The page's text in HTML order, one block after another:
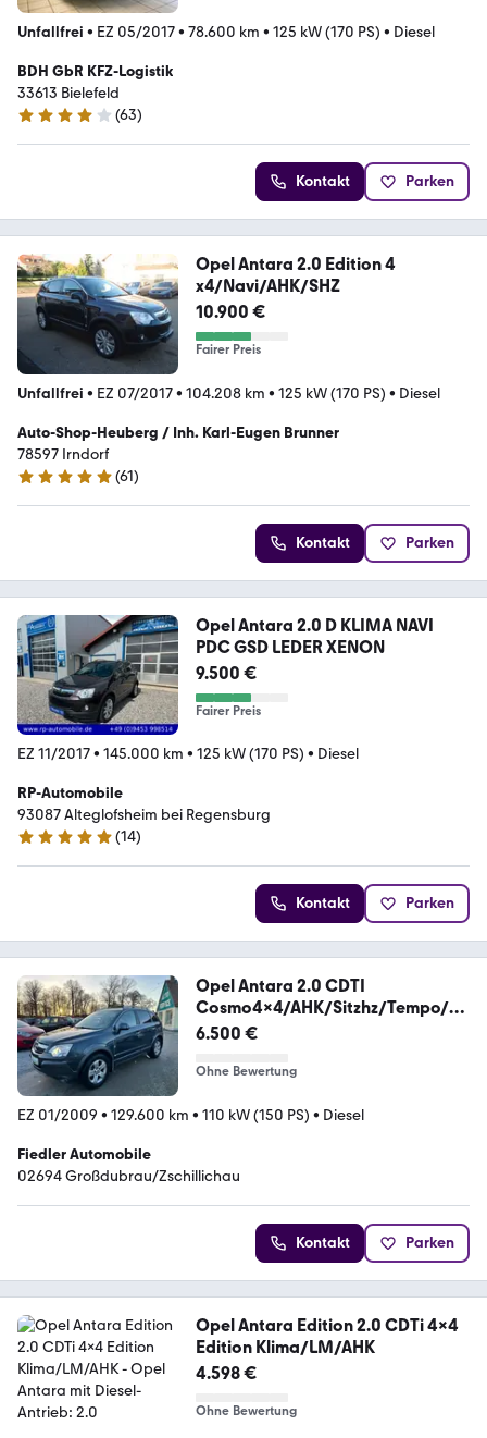
Unfallfrei • EZ 05/2017• 78.600 km • 125 kW (170 PS) • Diesel
BDH GbR KFZ-Logistik
33613 Bielefeld
4 Sterne
(63)
Kontakt Parken
Opel Antara 2.0 Edition 4
x4/Navi/AHK/SHZ
10.900 €
Fairer Preis
Unfallfrei • EZ 07/2017• 104.208 km • 125 kW (170 PS) • Diesel
Auto-Shop-Heuberg / Inh. Karl-Eugen Brunner
78597 Irndorf
5 Sterne
(61)
Kontakt Parken
Opel Antara 2.0 D KLIMA NAVI
PDC GSD LEDER XENON
9.500 €
Fairer Preis
EZ 11/2017• 145.000 km • 125 kW (170 PS) • Diesel
RP-Automobile
93087 Alteglofsheim bei Regensburg
5 Sterne
(14)
Kontakt Parken
Opel Antara 2.0 CDTI
Cosmo4x4/AHK/Sitzhz/Tempo/H
U neu
6.500 €
Ohne Bewertung
EZ 01/2009 • 129.600 km • 110 kW (150 PS) • Diesel
Fiedler Automobile
02694 Großdubrau/Zschillichau
Kontakt Parken
Opel Antara Edition 2.0 CDTi 4x4
Edition Klima/LM/AHK
4.598 €
Ohne Bewertung